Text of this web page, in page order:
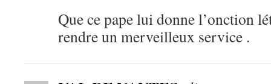
Que ce pape lui donne l’onction
rendre un merveilleux service .